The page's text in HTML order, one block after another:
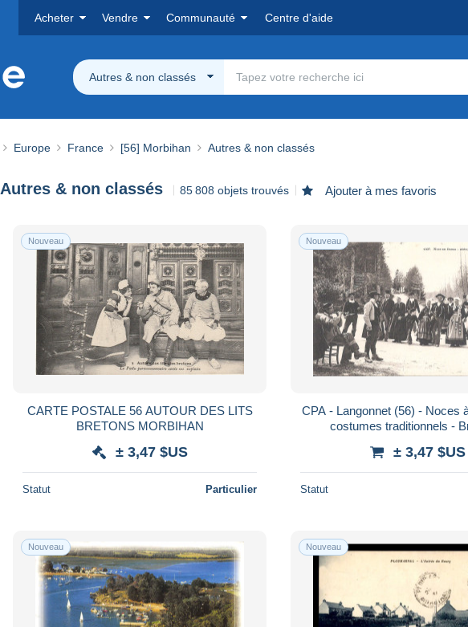
Acheter Vendre Communauté Centre d'aide
Autres & non classés
Europe France [56] Morbihan Autres & non classés
Autres & non classés 85 808 objets trouvés Ajouter à mes favoris
Nouveau
CARTE POSTALE 56 AUTOUR DES LITS
BRETONS MORBIHAN
± 3,47 $US
Statut Particulier
Nouveau
CPA - Langonnet (56) - Noces
costumes traditionnels -
± 3,47 $US
Statut
Nouveau Nouveau